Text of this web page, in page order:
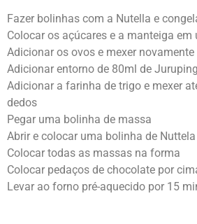
Fazer bolinhas com a Nutella e
Colocar os açúcares e a manteiga em
Adicionar os ovos e mexer novamente
Adicionar entorno de 80ml de
Adicionar a farinha de trigo e mexer
dedos
Pegar uma bolinha de massa
Abrir e colocar uma bolinha de Nuttela
Colocar todas as massas na forma
Colocar pedaços de chocolate por
Levar ao forno pré-aquecido por 15